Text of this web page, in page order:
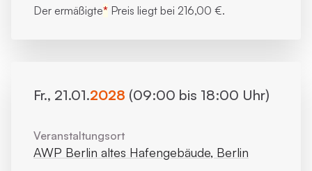
Der ermäßigte* Preis liegt bei 216,00 €.
Fr., 21.01.2028 (09:00 bis 18:00 Uhr)
Veranstaltungsort
AWP Berlin altes Hafengebäude, Berlin